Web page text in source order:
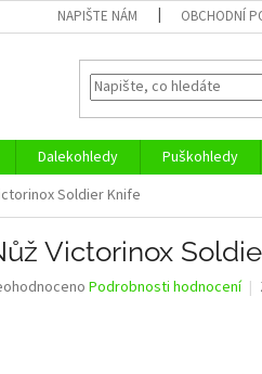
NAPIŠTE NÁM OBCHODNÍ
Dalekohledy Puškohledy
Soldier Knife
Victorinox
Podrobnosti hodnocení